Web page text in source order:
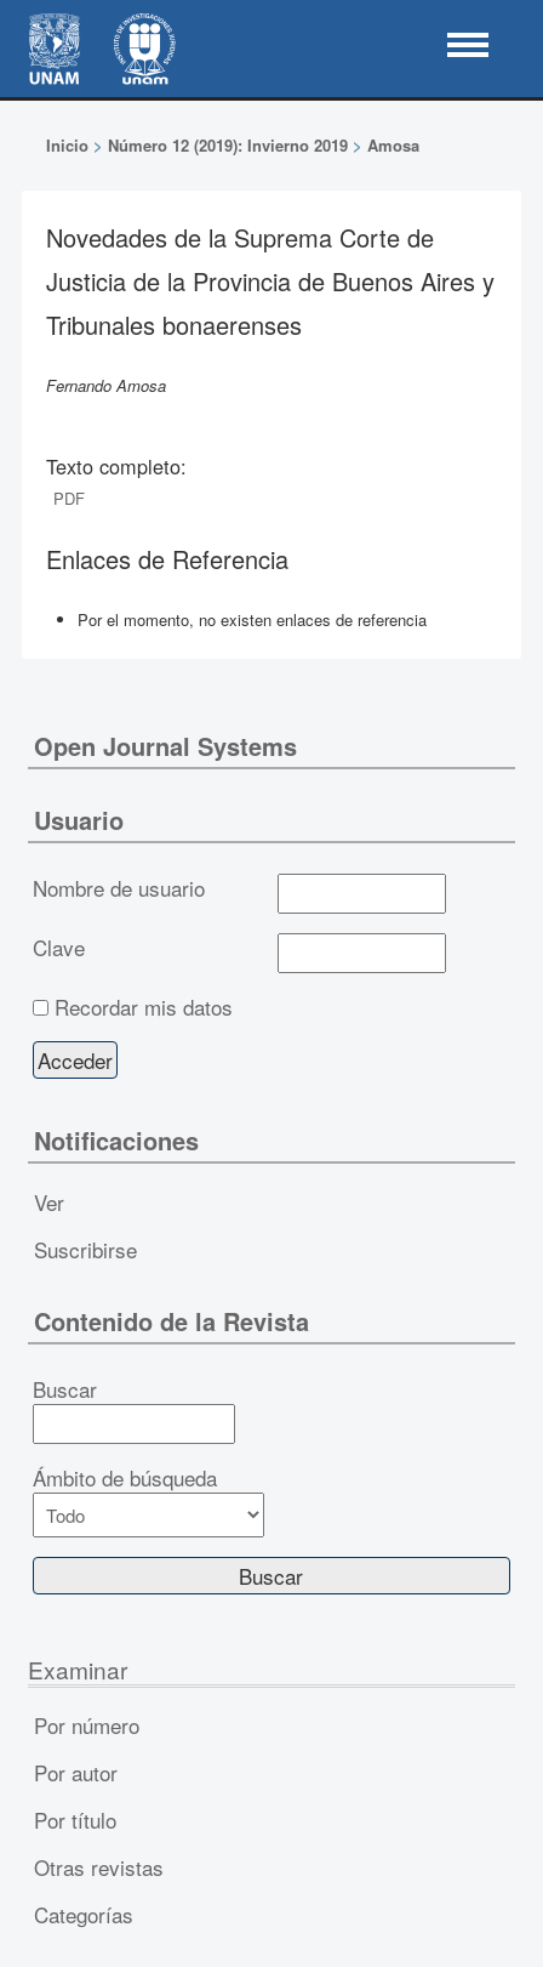
Inicio> Número 12 (2019): Invierno 2019> Amosa
Novedades de la Suprema Corte de
Justicia de la Provincia de Buenos Aires y
Tribunales bonaerenses
Fernando Amosa
Texto completo:
PDF
Enlaces de Referencia
Por el momento, no existen enlaces de referencia
Open Journal Systems
Usuario
Nombre de usuario
Clave
Recordar mis datos
Notificaciones
Ver
Suscribirse
Contenido de la Revista
Buscar
Ámbito de búsqueda
Examinar
Por número
Por autor
Por título
Otras revistas
Categorías